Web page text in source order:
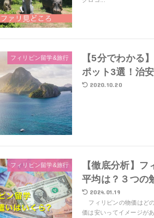
フィリピン留学&旅行
【5分でわかる
ポット3選！治
2020.10.20
フィリピン留学&旅行
【徹底分析】
平均は？３つの
2024.01.19
フィリピンの物価はど
価は安いってイメージが